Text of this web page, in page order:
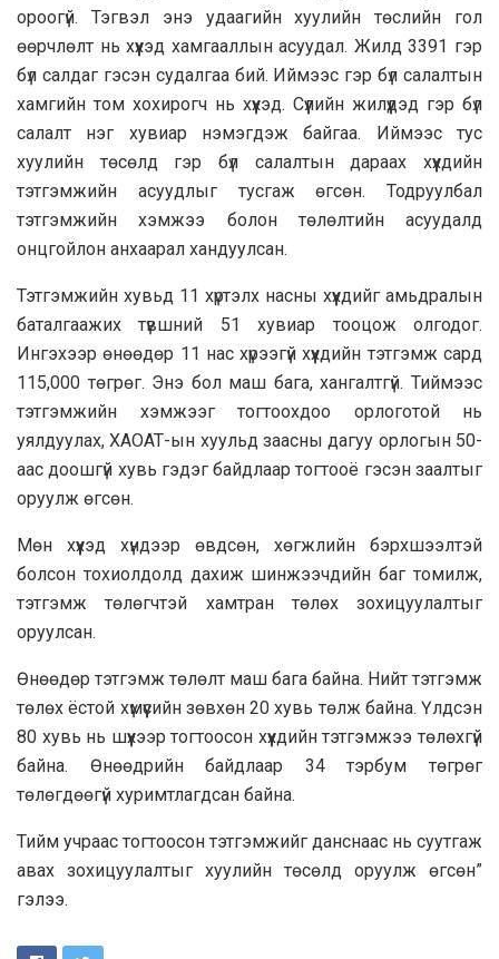
ороогүй. Тэгвэл энэ удаагийн хуулийн төслийн гол
өөрчлөлт нь хүүхэд хамгааллын асуудал. Жилд 3391 гэр
бүл салдаг гэсэн судалгаа бий. Иймээс гэр бүл салалтын
хамгийн том хохирогч нь хүүхэд. Сүүлийн жилүүдэд гэр бүл
салалт нэг хувиар нэмэгдэж байгаа. Иймээс тус
хуулийн төсөлд гэр бүл салалтын дараах хүүхдийн
тэтгэмжийн асуудлыг тусгаж өгсөн. Тодруулбал
тэтгэмжийн хэмжээ болон төлөлтийн асуудалд
онцгойлон анхаарал хандуулсан.
Тэтгэмжийн хувьд 11 хүртэлх насны хүүхдийг амьдралын
баталгаажих түвшний 51 хувиар тооцож олгодог.
Ингэхээр өнөөдөр 11 нас хүрээгүй хүүхдийн тэтгэмж сард
115,000 төгрөг. Энэ бол маш бага, хангалтгүй. Тиймээс
тэтгэмжийн хэмжээг тогтоохдоо орлоготой нь
уялдуулах, ХАОАТ-ын хуульд заасны дагуу орлогын 50-
аас доошгүй хувь гэдэг байдлаар тогтооё гэсэн заалтыг
оруулж өгсөн.
Мөн хүүхэд хүндээр өвдсөн, хөгжлийн бэрхшээлтэй
болсон тохиолдолд дахиж шинжээчдийн баг томилж,
тэтгэмж төлөгчтэй хамтран төлөх зохицуулалтыг
оруулсан.
Өнөөдөр тэтгэмж төлөлт маш бага байна. Нийт тэтгэмж
төлөх ёстой хүмүүсийн зөвхөн 20 хувь төлж байна. Үлдсэн
80 хувь нь шүүхээр тогтоосон хүүхдийн тэтгэмжээ төлөхгүй
байна. Өнөөдрийн байдлаар 34 тэрбум төгрөг
төлөгдөөгүй хуримтлагдсан байна.
Тийм учраас тогтоосон тэтгэмжийг данснаас нь суутгаж
авах зохицуулалтыг хуулийн төсөлд оруулж өгсөн”
гэлээ.